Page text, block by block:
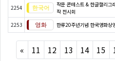
2254
작문 콘테스트 & 한글캘리
작 전시회
2253 한류20주년기념 한국영화상
« Previous
11 12 13 14 15